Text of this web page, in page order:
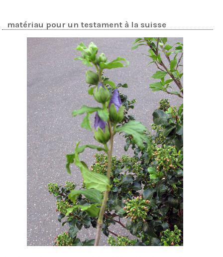
matériau pour un testament à la suisse